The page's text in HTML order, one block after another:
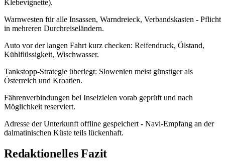
Klebevignette).
Warnwesten für alle Insassen, Warndreieck, Verbandskasten - Pflicht
in mehreren Durchreiseländern.
Auto vor der langen Fahrt kurz checken: Reifendruck, Ölstand,
Kühlflüssigkeit, Wischwasser.
Tankstopp-Strategie überlegt: Slowenien meist günstiger als
Österreich und Kroatien.
Fährenverbindungen bei Inselzielen vorab geprüft und nach
Möglichkeit reserviert.
Adresse der Unterkunft offline gespeichert - Navi-Empfang an der
dalmatinischen Küste teils lückenhaft.
Redaktionelles Fazit